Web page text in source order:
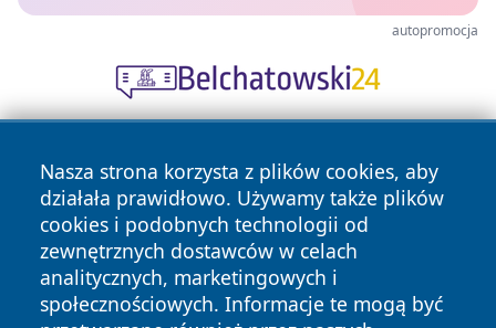
autopromocja
Nasza strona korzysta z plików cookies, aby
działała prawidłowo. Używamy także plików
cookies i podobnych technologii od
zewnętrznych dostawców w celach
analitycznych, marketingowych i
społecznościowych. Informacje te mogą być
Copyright © 2026 halotorun.pl Wszystkie prawa zastrzeżone.